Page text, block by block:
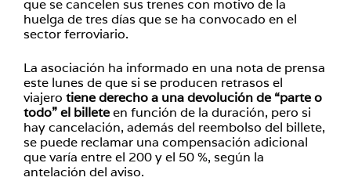
que se cancelen sus trenes con motivo de la
huelga de tres días que se ha convocado en el
sector ferroviario.
La asociación ha informado en una nota de prensa
este lunes de que si se producen retrasos el
viajero tiene derecho a una devolución de “parte o
todo” el billeteen función de la duración, pero si
hay cancelación, además del reembolso del billete,
se puede reclamar una compensación adicional
que varía entre el 200 y el 50 %, según la
antelación del aviso.